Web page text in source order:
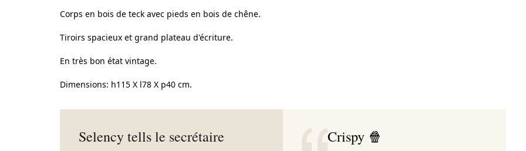
Corps en bois de teck avec pieds en bois de chêne.
Tiroirs spacieux et grand plateau d'écriture.
En très bon état vintage.
Dimensions: h115 X l78 X p40 cm.
Selency tells le secrétaire Crispy 🍿